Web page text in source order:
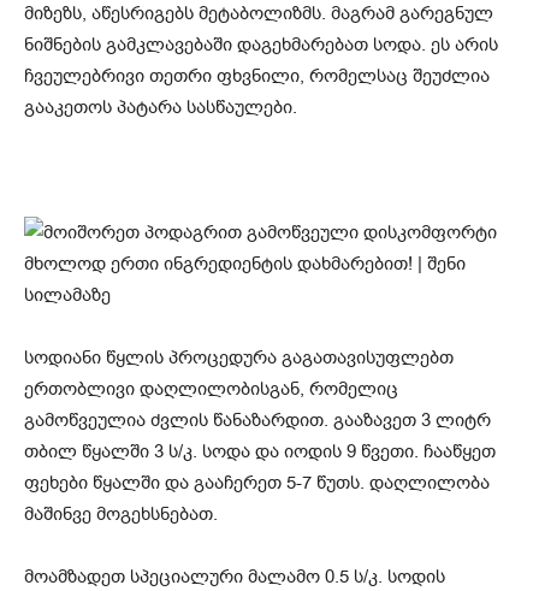
მიზეზს, აწესრიგებს მეტაბოლიზმს. მაგრამ გარეგნულ
ნიშნების გამკლავებაში დაგეხმარებათ სოდა. ეს არის
ჩვეულებრივი თეთრი ფხვნილი, რომელსაც შეუძლია
გააკეთოს პატარა სასწაულები.
სოდიანი წყლის პროცედურა გაგათავისუფლებთ
ერთობლივი დაღლილობისგან, რომელიც
გამოწვეულია ძვლის წანაზარდით. გააზავეთ 3 ლიტრ
თბილ წყალში 3 ს/კ. სოდა და იოდის 9 წვეთი. ჩააწყეთ
ფეხები წყალში და გააჩერეთ 5-7 წუთს. დაღლილობა
მაშინვე მოგეხსნებათ.
მოამზადეთ სპეციალური მალამო 0.5 ს/კ. სოდის